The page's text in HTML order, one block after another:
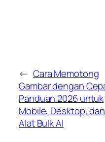
← Cara Memotong
Gambar dengan
Panduan 2026 untuk
Mobile, Desktop, dan
Alat Bulk AI